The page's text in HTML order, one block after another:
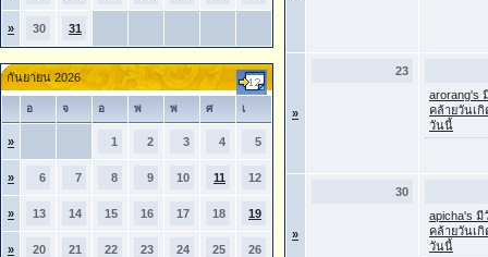
» 30 31
กันยายน 2026
อ จ อ พ พ ศ เ
» 1 2 3 4 5
» 6 7 8 9 10 11 12
» 13 14 15 16 17 18 19
» 20 21 22 23 24 25 26
»
23
arorang's
คล้ายวันเกิ
วันนี้
»
30
apicha's มี
คล้ายวันเกิ
วันนี้